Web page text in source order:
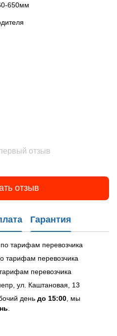
650мм
отзыв
отзыв
Гарантия
тарифам перевозчика
тарифам перевозчика
перевозчика
ул. Каштановая, 13
день до 15:00 , мы